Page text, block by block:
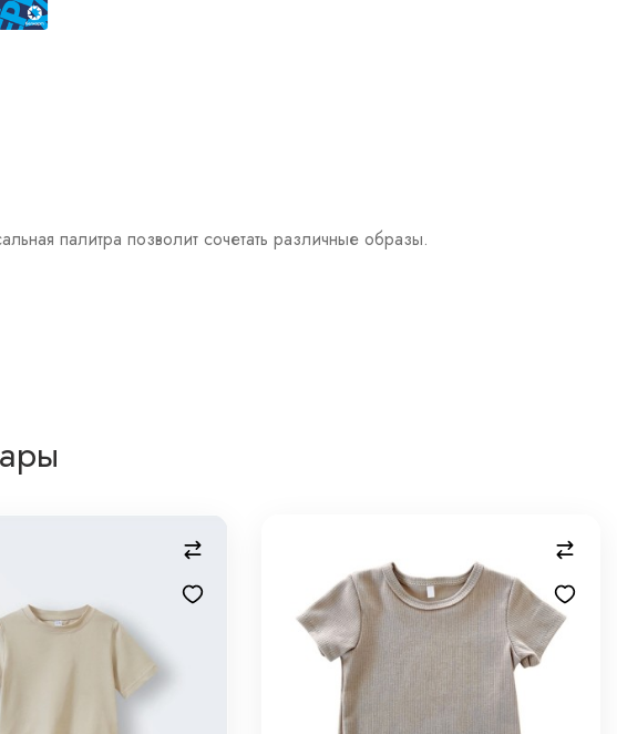
палитра позволит сочетать различные образы.